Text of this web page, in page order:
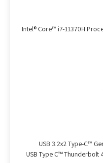
Intel® Core™ i7-11370H
USB 3.2x2 Type-C™‎
USB Type C™